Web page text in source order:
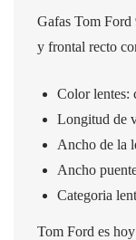
Gafas Tom Ford
y frontal recto
Color lentes:
Longitud de
Ancho de la
Ancho
Categoria
Tom Ford es